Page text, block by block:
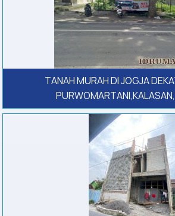
TANAH MURAH DI JOGJA